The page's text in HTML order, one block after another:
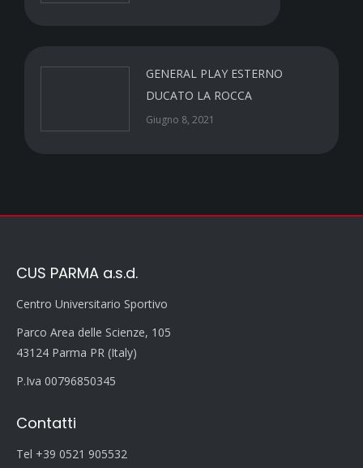
GENERAL PLAY ESTERNO
DUCATO LA ROCCA
Giugno 8, 2021
CUS PARMA a.s.d.
Centro Universitario Sportivo
Parco Area delle Scienze, 105
43124 Parma PR (Italy)
P.Iva 00796850345
Contatti
Tel +39 0521 905532